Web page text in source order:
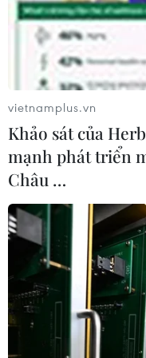
Khách chọn mua thực
Về tiêu dùng, ông
Tổng cục Thống
2024, tổng mức
dịch vụ tiêu dùng
4.703,4 nghìn tỷ
năm trước (trong
vietnamplus.vn
Khảo sát của
mạnh phát triển
Châu …